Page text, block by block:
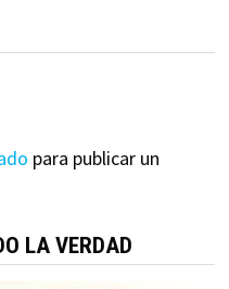
para publicar un
LA VERDAD